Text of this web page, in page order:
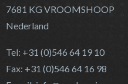
7681 KG VROOMSHOOP
Nederland
Tel: +31 (0)546 64 19 10
Fax: +31 (0)546 64 16 98